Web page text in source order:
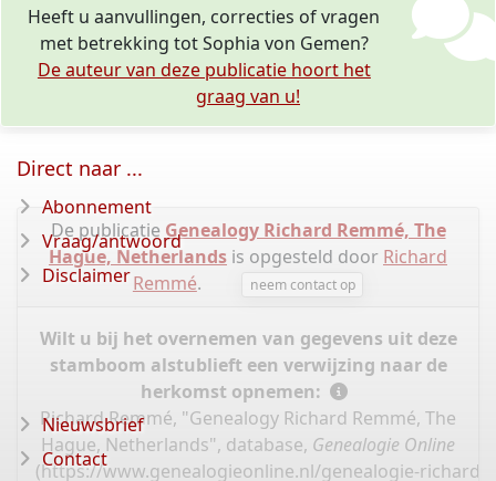
Heeft u aanvullingen, correcties of vragen
met betrekking tot Sophia von Gemen?
De auteur van deze publicatie hoort het
graag van u!
De publicatie Genealogy Richard Remmé, The
Hague, Netherlands is opgesteld door Richard
Remmé. neem contact op
Wilt u bij het overnemen van gegevens uit deze
stamboom alstublieft een verwijzing naar de
herkomst opnemen:
Richard Remmé, "Genealogy Richard Remmé, The
Hague, Netherlands", database, Genealogie Online
(https://www.genealogieonline.nl/genealogie-richard-
Direct naar ...
Abonnement
Vraag/antwoord
Disclaimer
Nieuwsbrief
Contact